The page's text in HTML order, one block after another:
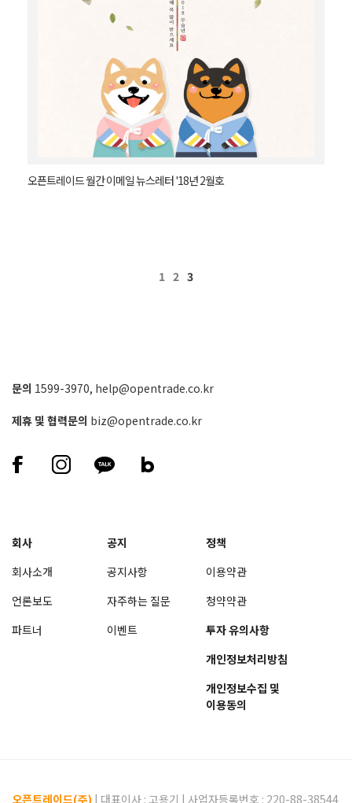
오픈트레이드 월간 이메일 뉴스레터 '18년 2월호
1 2 3
문의 1599-3970, help@opentrade.co.kr
제휴 및 협력문의 biz@opentrade.co.kr
회사
회사소개
언론보도
파트너
공지
공지사항
자주하는 질문
이벤트
정책
이용약관
청약약관
투자 유의사항
개인정보처리방침
개인정보수집 및
이용동의
오픈트레이드(주) | 대표이사 : 고용기 | 사업자등록번호 : 220-88-38544